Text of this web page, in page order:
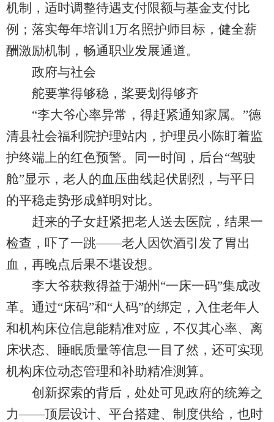
机制，适时调整待遇支付限额与基金支付比
例；落实每年培训1万名照护师目标，健全薪
酬激励机制，畅通职业发展通道。
政府与社会
舵要掌得够稳，桨要划得够齐
“李大爷心率异常，得赶紧通知家属。”德
清县社会福利院护理站内，护理员小陈盯着监
护终端上的红色预警。同一时间，后台“驾驶
舱”显示，老人的血压曲线起伏剧烈，与平日
的平稳走势形成鲜明对比。
赶来的子女赶紧把老人送去医院，结果一
检查，吓了一跳——老人因饮酒引发了胃出
血，再晚点后果不堪设想。
李大爷获救得益于湖州“一床一码”集成改
革。通过“床码”和“人码”的绑定，入住老年人
和机构床位信息能精准对应，不仅其心率、离
床状态、睡眠质量等信息一目了然，还可实现
机构床位动态管理和补助精准测算。
创新探索的背后，处处可见政府的统筹之
力——顶层设计、平台搭建、制度供给，也时